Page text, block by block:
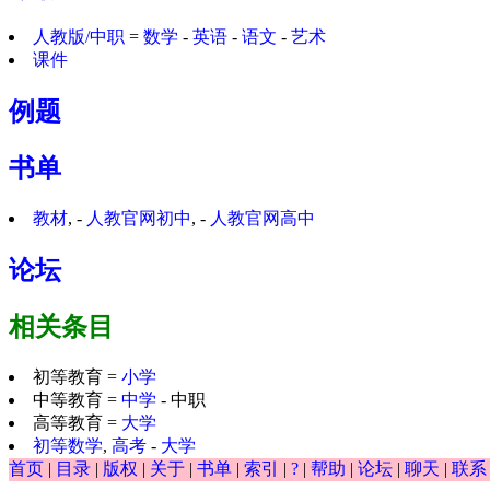
人教版/中职 = 数学 - 英语 - 语文 - 艺术
课件
例题
书单
教材, - 人教官网初中, - 人教官网高中
论坛
相关条目
初等教育 = 小学
中等教育 = 中学 - 中职
高等教育 = 大学
初等数学, 高考 - 大学
首页 | 目录 | 版权 | 关于 | 书单 | 索引 | ? | 帮助 | 论坛 | 聊天 | 联系